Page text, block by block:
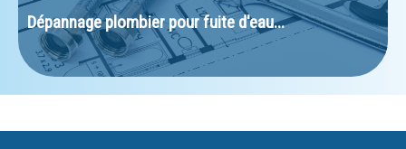
Dépannage plombier pour fuite d'eau...